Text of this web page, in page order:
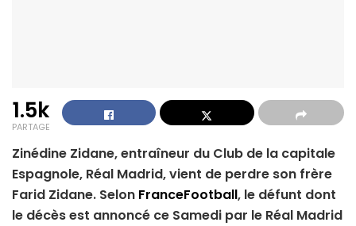
1.5k
PARTAGE
Zinédine Zidane, entraîneur du Club de la capitale
Espagnole, Réal Madrid, vient de perdre son frère
Farid Zidane. Selon FranceFootball, le défunt dont
le décès est annoncé ce Samedi par le Réal Madrid